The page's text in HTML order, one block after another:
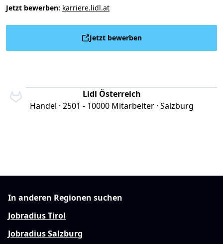
Jetzt bewerben: karriere.lidl.at
Jetzt bewerben
Lidl Österreich
Handel · 2501 - 10000 Mitarbeiter · Salzburg
In anderen Regionen suchen
Jobradius Tirol
Jobradius Salzburg